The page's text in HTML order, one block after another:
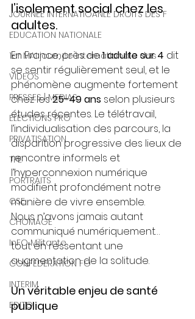
JOURNEE INTERNATIOANLE DROITS DES F
EDUCATION NATIONALE
1er MAI journée internationale des
VIDEOS
PRESSES | MEDIAS
ELECTIONS PRO
PRIVATISATION
TPE
PORTRAITS
CSE
CHOMAGE
InFO Militante
CONFEDERATION FO
INTERIM
EDITO
l’isolement social chez les
adultes.
En France, près de 1 adulte sur 4 dit
se sentir régulièrement seul, et le
phénomène augmente fortement
chez les 25-49 ans selon plusieurs
études récentes. Le télétravail,
l’individualisation des parcours, la
disparition progressive des lieux de
rencontre informels et
l’hyperconnexion numérique
modifient profondément notre
manière de vivre ensemble.
Nous n’avons jamais autant
communiqué numériquement…
tout en ressentant une
augmentation de la solitude.
Un véritable enjeu de santé
publique